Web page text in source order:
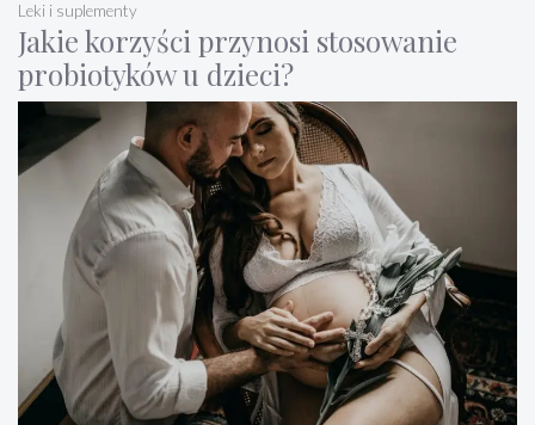
Jakie korzyści przynosi stosowanie
probiotyków u dzieci?
Leki i suplementy